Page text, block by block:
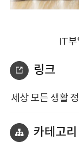
IT부
링크
세상 모든 생활
카테고리